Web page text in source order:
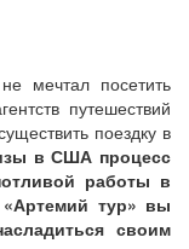
мечтал посетить
путешествий
поездку в
в США процесс
работы в
«Артемий тур» вы
своим